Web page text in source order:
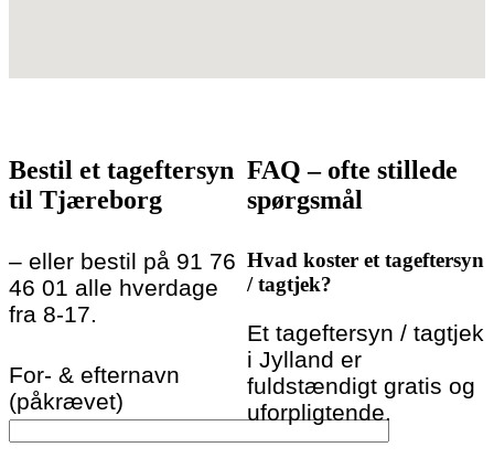
Bestil et tageftersyn
til Tjæreborg
– eller bestil på 91 76
46 01 alle hverdage
fra 8-17.
For- & efternavn
(påkrævet)
FAQ – ofte stillede
spørgsmål
Hvad koster et tageftersyn
/ tagtjek?
Et tageftersyn / tagtjek
i Jylland er
fuldstændigt gratis og
uforpligtende.